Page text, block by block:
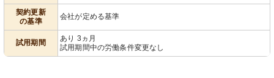
契約更新
の基準
会社が定める基準
試用期間
あり 3ヵ月
試用期間中の労働条件変更なし